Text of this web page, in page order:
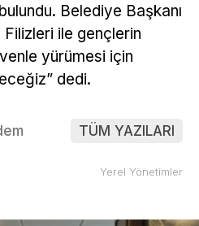
Belediye Başkanı
Filizleri ile gençlerin
yürümesi için
dedi.
TÜM YAZILARI
Yerel Yönetimler